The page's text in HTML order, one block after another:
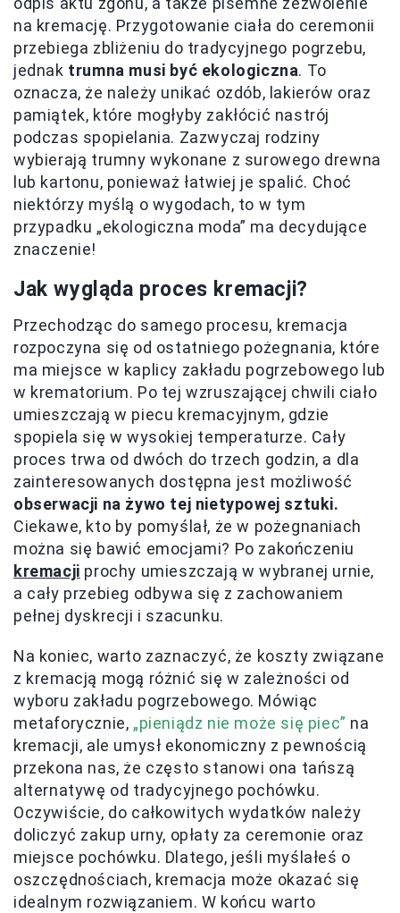
na kremację. Przygotowanie ciała do ceremonii
przebiega zbliżeniu do tradycyjnego pogrzebu,
jednak trumna musi być ekologiczna. To
oznacza, że należy unikać ozdób, lakierów oraz
pamiątek, które mogłyby zakłócić nastrój
podczas spopielania. Zazwyczaj rodziny
wybierają trumny wykonane z surowego drewna
lub kartonu, ponieważ łatwiej je spalić. Choć
niektórzy myślą o wygodach, to w tym
przypadku „ekologiczna moda” ma decydujące
znaczenie!
Jak wygląda proces kremacji?
Przechodząc do samego procesu, kremacja
rozpoczyna się od ostatniego pożegnania, które
ma miejsce w kaplicy zakładu pogrzebowego lub
w krematorium. Po tej wzruszającej chwili ciało
umieszczają w piecu kremacyjnym, gdzie
spopiela się w wysokiej temperaturze. Cały
proces trwa od dwóch do trzech godzin, a dla
zainteresowanych dostępna jest możliwość
obserwacji na żywo tej nietypowej sztuki.
Ciekawe, kto by pomyślał, że w pożegnaniach
można się bawić emocjami? Po zakończeniu
kremacji prochy umieszczają w wybranej urnie,
a cały przebieg odbywa się z zachowaniem
pełnej dyskrecji i szacunku.
Na koniec, warto zaznaczyć, że koszty związane
z kremacją mogą różnić się w zależności od
wyboru zakładu pogrzebowego. Mówiąc
metaforycznie, „pieniądz nie może się piec” na
kremacji, ale umysł ekonomiczny z pewnością
przekona nas, że często stanowi ona tańszą
alternatywę od tradycyjnego pochówku.
Oczywiście, do całkowitych wydatków należy
doliczyć zakup urny, opłaty za ceremonie oraz
miejsce pochówku. Dlatego, jeśli myślałeś o
oszczędnościach, kremacja może okazać się
idealnym rozwiązaniem. W końcu warto